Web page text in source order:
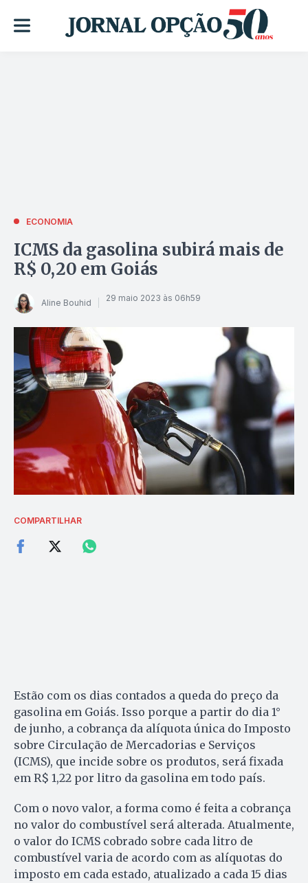
ECONOMIA
ICMS da gasolina subirá mais de
R$ 0,20 em Goiás
Aline Bouhid 29 maio 2023 às 06h59
COMPARTILHAR
Estão com os dias contados a queda do preço da
gasolina em Goiás. Isso porque a partir do dia 1°
de junho, a cobrança da alíquota única do Imposto
sobre Circulação de Mercadorias e Serviços
(ICMS), que incide sobre os produtos, será fixada
em R$ 1,22 por litro da gasolina em todo país.
Com o novo valor, a forma como é feita a cobrança
no valor do combustível será alterada. Atualmente,
o valor do ICMS cobrado sobre cada litro de
combustível varia de acordo com as alíquotas do
imposto em cada estado, atualizado a cada 15 dias